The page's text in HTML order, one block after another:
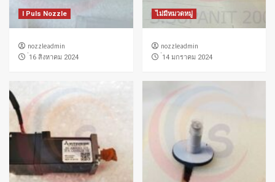
I Puls Nozzle
nozzleadmin
่16 สิงหาคม 2024
ไม่มีหมวดหมู่
nozzleadmin
่14 มกราคม 2024